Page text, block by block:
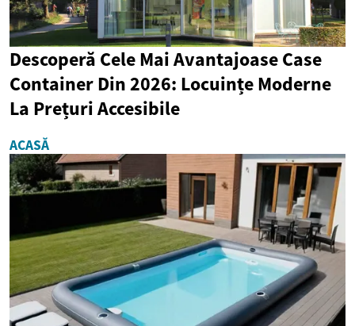
Descoperă Cele Mai Avantajoase Case
Container Din 2026: Locuințe Moderne
La Prețuri Accesibile
ACASĂ